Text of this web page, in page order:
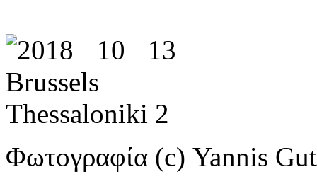
Φωτογραφία (c) Yannis